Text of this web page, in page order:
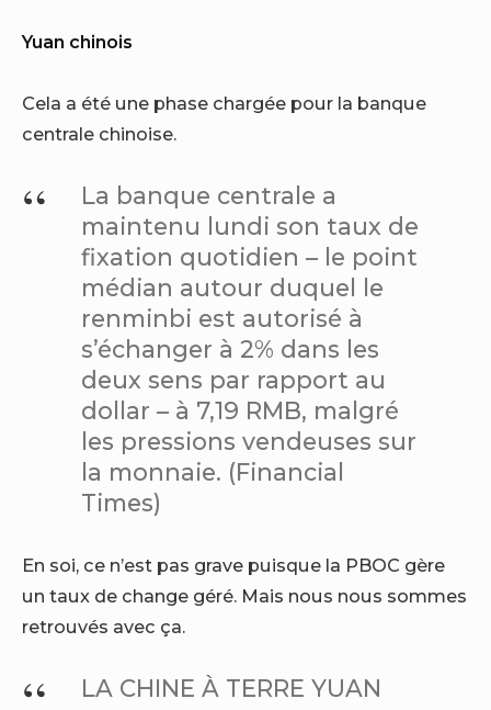
Yuan chinois
Cela a été une phase chargée pour la banque
centrale chinoise.
La banque centrale a
maintenu lundi son taux de
fixation quotidien – le point
médian autour duquel le
renminbi est autorisé à
s’échanger à 2% dans les
deux sens par rapport au
dollar – à 7,19 RMB, malgré
les pressions vendeuses sur
la monnaie. (Financial
Times)
En soi, ce n’est pas grave puisque la PBOC gère
un taux de change géré. Mais nous nous sommes
retrouvés avec ça.
LA CHINE À TERRE YUAN